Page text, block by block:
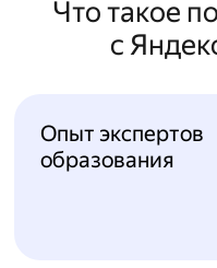
Что такое
с
Опыт экспертов
образования